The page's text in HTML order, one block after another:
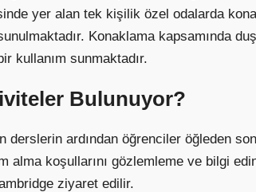
yer alan tek kişilik özel odalarda
Konaklama kapsamında
kullanım sunmaktadır.
Bulunuyor?
derslerin ardından öğrenciler öğleden
alma koşullarını gözlemleme ve bilgi
ziyaret edilir.